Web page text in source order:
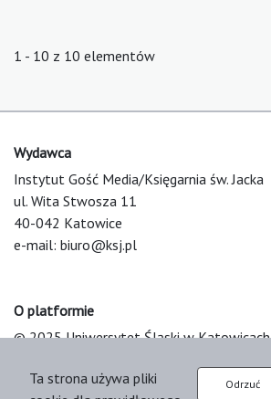
1 - 10 z 10 elementów
Wydawca
Instytut Gość Media/Księgarnia św. Jacka
ul. Wita Stwosza 11
40-042 Katowice
e-mail: biuro@ksj.pl
O platformie
© 2025 Uniwersytet Śląski w Katowicach
Platform & Workflow by OJS/PKP
Ta strona używa pliki
Odrzuć